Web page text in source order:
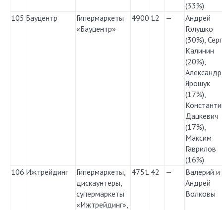
(33%)
105 Бауцентр
Гипермаркеты
«Бауцентр»
4900 12 —
Андрей
Голушко
(30%),
Калинин
(20%),
Александр
Ярошук
(17%),
Дацкевич
(17%),
Максим
Гаврилов
(16%)
106 Ижтрейдинг
Гипермаркеты,
дискаунтеры,
супермаркеты
«Ижтрейдинг»,
4751 42 —
Валерий и
Андрей
Волковы